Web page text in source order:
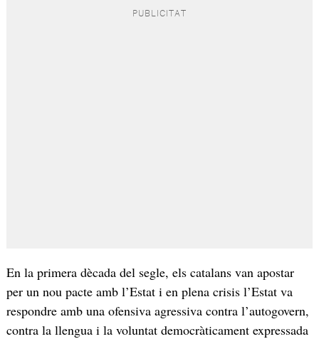
En la primera dècada del segle, els catalans van apostar
per un nou pacte amb l’Estat i en plena crisis l’Estat va
respondre amb una ofensiva agressiva contra l’autogovern,
contra la llengua i la voluntat democràticament expressada